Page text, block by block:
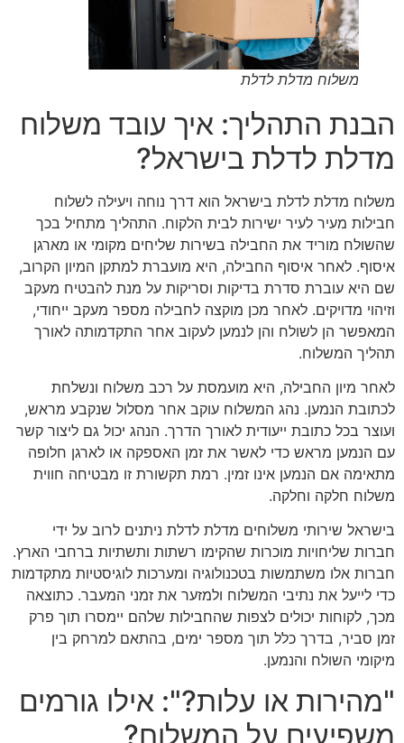
משלוח מדלת לדלת
הבנת התהליך: איך עובד משלוח
מדלת לדלת בישראל?
משלוח מדלת לדלת בישראל הוא דרך נוחה ויעילה לשלוח
חבילות מעיר לעיר ישירות לבית הלקוח. התהליך מתחיל בכך
שהשולח מוריד את החבילה בשירות שליחים מקומי או מארגן
איסוף. לאחר איסוף החבילה, היא מועברת למתקן המיון הקרוב,
שם היא עוברת סדרת בדיקות וסריקות על מנת להבטיח מעקב
וזיהוי מדויקים. לאחר מכן מוקצה לחבילה מספר מעקב ייחודי,
המאפשר הן לשולח והן לנמען לעקוב אחר התקדמותה לאורך
תהליך המשלוח.
לאחר מיון החבילה, היא מועמסת על רכב משלוח ונשלחת
לכתובת הנמען. נהג המשלוח עוקב אחר מסלול שנקבע מראש,
ועוצר בכל כתובת ייעודית לאורך הדרך. הנהג יכול גם ליצור קשר
עם הנמען מראש כדי לאשר את זמן האספקה או לארגן חלופה
מתאימה אם הנמען אינו זמין. רמת תקשורת זו מבטיחה חווית
משלוח חלקה וחלקה.
בישראל שירותי משלוחים מדלת לדלת ניתנים לרוב על ידי
חברות שליחויות מוכרות שהקימו רשתות ותשתיות ברחבי הארץ.
חברות אלו משתמשות בטכנולוגיה ומערכות לוגיסטיות מתקדמות
כדי לייעל את נתיבי המשלוח ולמזער את זמני המעבר. כתוצאה
מכך, לקוחות יכולים לצפות שהחבילות שלהם יימסרו תוך פרק
זמן סביר, בדרך כלל תוך מספר ימים, בהתאם למרחק בין
מיקומי השולח והנמען.
"מהירות או עלות?": אילו גורמים
משפיעים על המשלוח?